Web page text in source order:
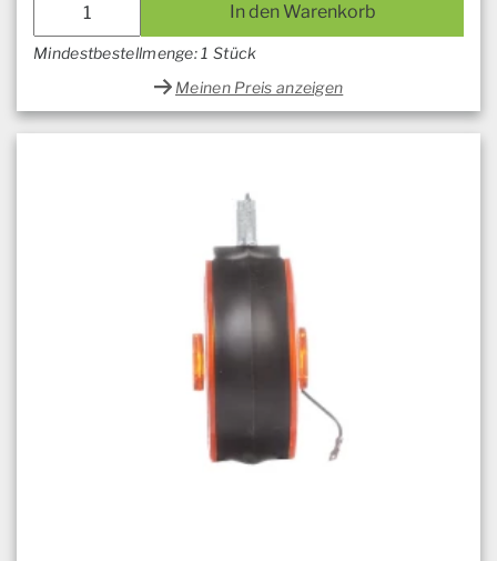
In den Warenkorb
Mindestbestellmenge: 1 Stück
Meinen Preis anzeigen